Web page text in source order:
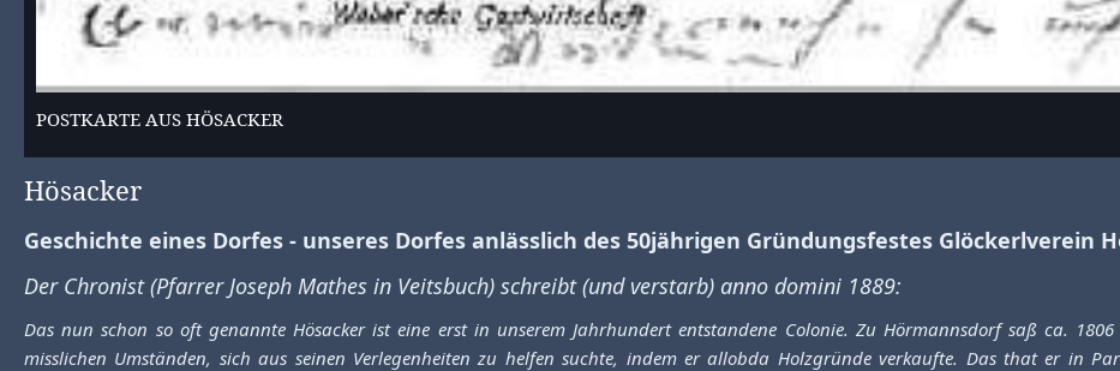
POSTKARTE AUS HÖSACKER
Hösacker
Geschichte eines Dorfes - unseres Dorfes anlässlich des 50jährigen Gründungsfestes Glöckerlverein
Der Chronist (Pfarrer Joseph Mathes in Veitsbuch) schreibt (und verstarb) anno domini 1889:
Das nun schon so oft genannte Hösacker ist eine erst in unserem Jahrhundert entstandene Colonie. Zu Hörmannsdorf saß ca.
misslichen Umständen, sich aus seinen Verlegenheiten zu helfen suchte, indem er allobda Holzgründe verkaufte. Das that er in